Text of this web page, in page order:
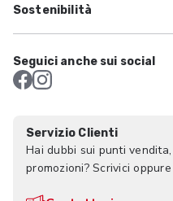
Sostenibilità
Seguici anche sui social
Servizio Clienti
Hai dubbi sui punti
promozioni? Scrivici